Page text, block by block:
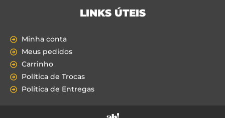
LINKS ÚTEIS
Minha conta
Meus pedidos
Carrinho
Política de Trocas
Política de Entregas